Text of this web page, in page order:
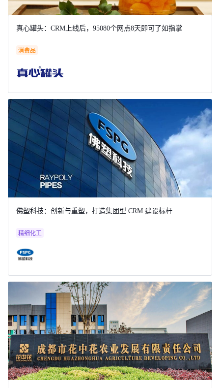
真心罐头：CRM上线后，95080个网点8天即可了如指掌
消费品
佛塑科技：创新与重塑，打造集团型 CRM 建设标杆
精细化工